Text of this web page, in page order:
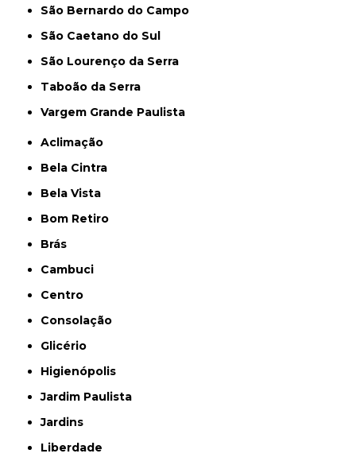
São Bernardo do Campo
São Caetano do Sul
São Lourenço da Serra
Taboão da Serra
Vargem Grande Paulista
Aclimação
Bela Cintra
Bela Vista
Bom Retiro
Brás
Cambuci
Centro
Consolação
Glicério
Higienópolis
Jardim Paulista
Jardins
Liberdade